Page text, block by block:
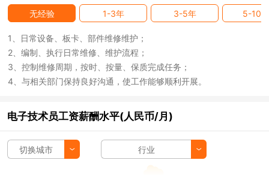
无经验 1-3年 3-5年 5-10年
1、日常设备、板卡、部件维修维护；
2、编制、执行日常维修、维护流程；
3、控制维修周期，按时、按量、保质完成任务；
4、与相关部门保持良好沟通，使工作能够顺利开展。
电子技术员工资薪酬水平(人民币/月)
切换城市 行业